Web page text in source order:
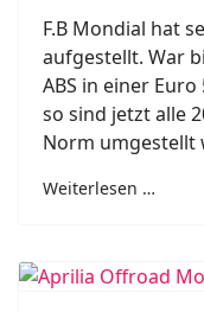
F.B Mondial hat
aufgestellt. War
ABS in einer
so sind jetzt alle
Norm umgestellt
Weiterlesen …